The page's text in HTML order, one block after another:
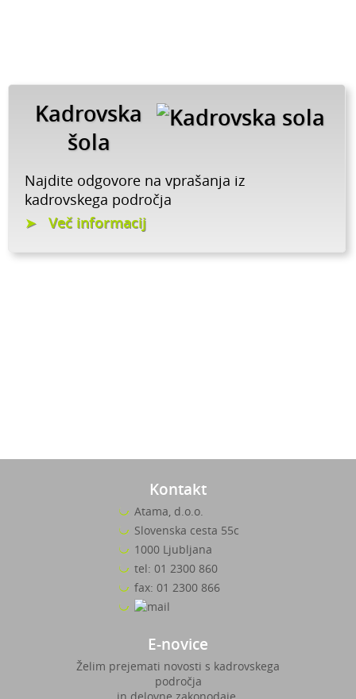
Kadrovska
šola
Najdite odgovore na vprašanja iz
kadrovskega področja
Več informacij
Kontakt
Atama, d.o.o.
Slovenska cesta 55c
1000 Ljubljana
tel: 01 2300 860
fax: 01 2300 866
E-novice
Želim prejemati novosti s kadrovskega
področja